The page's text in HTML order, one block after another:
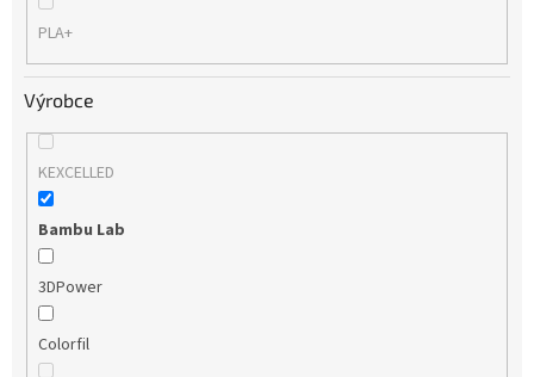
PLA+
Výrobce
KEXCELLED
Bambu Lab
3DPower
Colorfil